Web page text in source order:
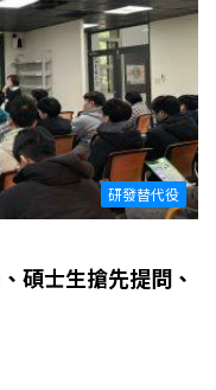
研發替代役
碩士生搶先提問、